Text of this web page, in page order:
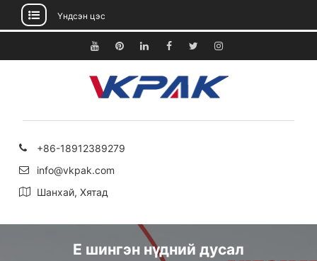
руу
Үндсэн цэс
YoutubePinterestLinkedinFacebook
TwitterInstagram
+86-18912389279
info@vkpak.com
Шанхай, Хятад
E шингэн нүдний дусал